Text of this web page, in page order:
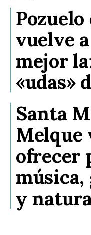
vuelve
mejor
«udas»
Santa
Melque
ofrecer
y